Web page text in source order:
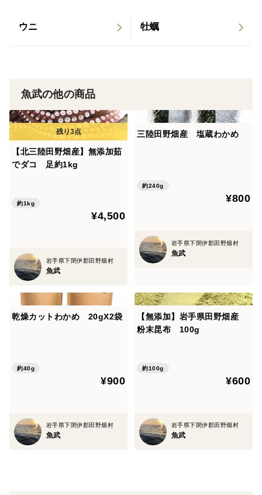
ウニ 牡蠣
魚武の他の商品
【北三陸田野畑産】無添加茹
でダコ 足約1kg
約1kg
¥4,500
岩手県下閉伊郡田野畑村
魚武
三陸田野畑産 塩蔵わかめ
約240g
¥800
岩手県下閉伊郡田野畑村
魚武
乾燥カットわかめ 20gX2袋
約40g
¥900
岩手県下閉伊郡田野畑村
魚武
【無添加】岩手県田野畑産
粉末昆布 100g
約100g
¥600
岩手県下閉伊郡田野畑村
魚武